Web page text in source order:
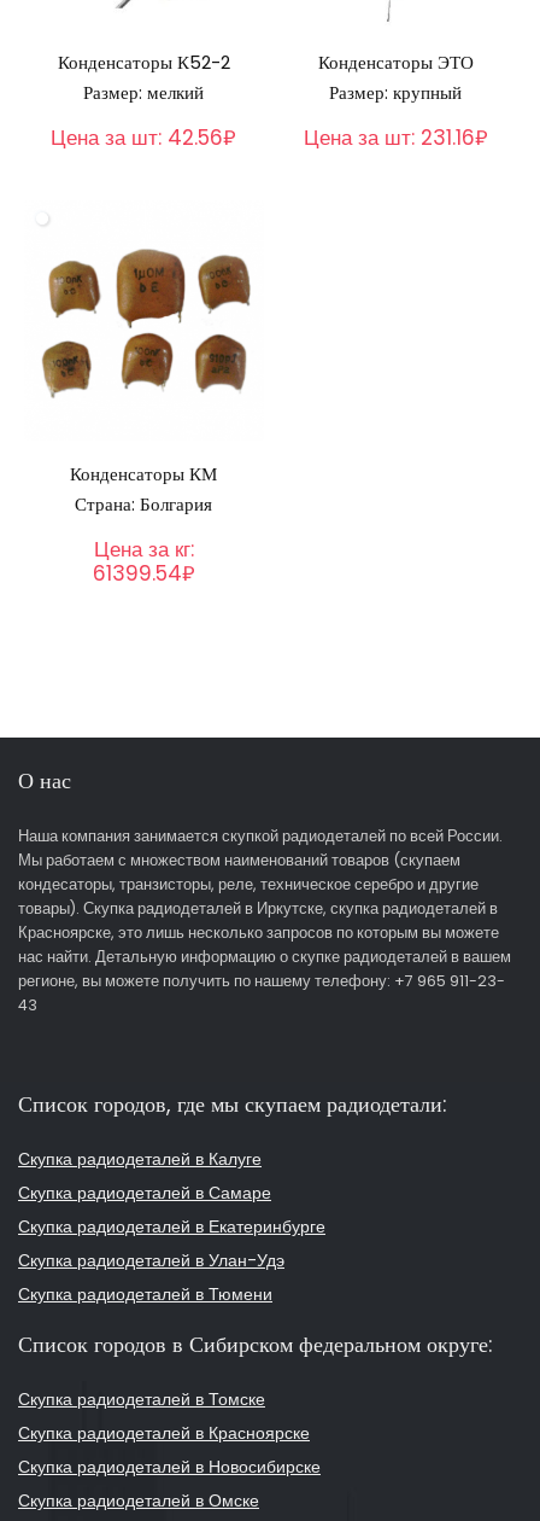
Конденсаторы К52-2
Размер: мелкий
Цена за шт: 42.56₽
Конденсаторы ЭТО
Размер: крупный
Цена за шт: 231.16₽
Конденсаторы КМ
Страна: Болгария
Цена за кг:
61399.54₽
О нас
Наша компания занимается скупкой радиодеталей по всей России.
Мы работаем с множеством наименований товаров (скупаем
кондесаторы, транзисторы, реле, техническое серебро и другие
товары). Скупка радиодеталей в Иркутске, скупка радиодеталей в
Красноярске, это лишь несколько запросов по которым вы можете
нас найти. Детальную информацию о скупке радиодеталей в вашем
регионе, вы можете получить по нашему телефону: +7 965 911-23-
43
Список городов, где мы скупаем радиодетали:
Скупка радиодеталей в Калуге
Скупка радиодеталей в Самаре
Скупка радиодеталей в Екатеринбурге
Скупка радиодеталей в Улан-Удэ
Скупка радиодеталей в Тюмени
Список городов в Сибирском федеральном округе:
Скупка радиодеталей в Томске
Скупка радиодеталей в Красноярске
Скупка радиодеталей в Новосибирске
Скупка радиодеталей в Омске